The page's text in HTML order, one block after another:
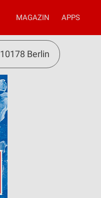
MAGAZIN APPS
10178 Berlin